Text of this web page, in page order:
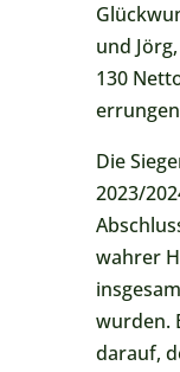
und
130
Die
2023/
wahrer
wurden.
darauf,